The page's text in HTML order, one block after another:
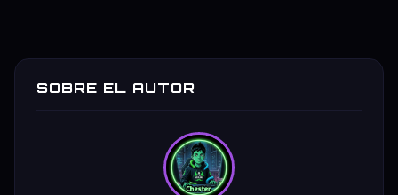
SOBRE EL AUTOR